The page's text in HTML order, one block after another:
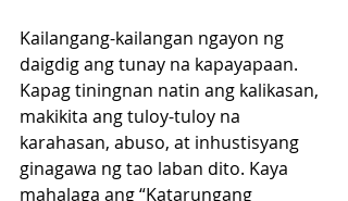
Kailangang-kailangan ngayon ng
daigdig ang tunay na kapayapaan.
Kapag tiningnan natin ang kalikasan,
makikita ang tuloy-tuloy na
karahasan, abuso, at inhustisyang
ginagawa ng tao laban dito. Kaya
mahalaga ang “Katarungang